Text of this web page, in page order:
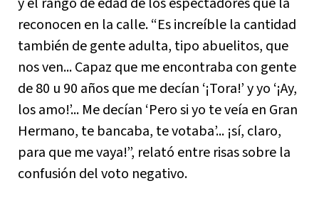
reconocen en la calle. “Es increíble la cantidad
también de gente adulta, tipo abuelitos, que
nos ven... Capaz que me encontraba con gente
de 80 u 90 años que me decían ‘¡Tora!’ y yo ‘¡Ay,
los amo!’... Me decían ‘Pero si yo te veía en Gran
Hermano, te bancaba, te votaba’... ¡sí, claro,
para que me vaya!”, relató entre risas sobre la
confusión del voto negativo.